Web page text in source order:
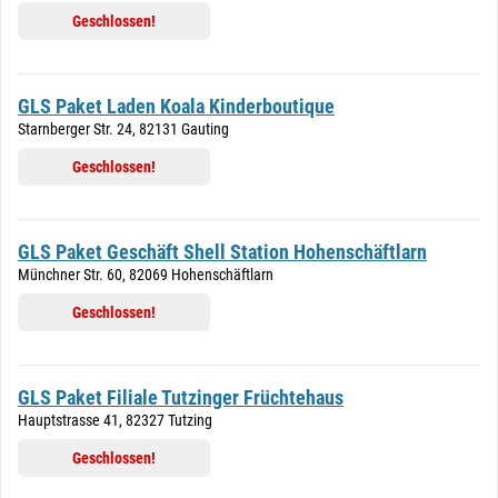
Geschlossen!
GLS Paket Laden Koala Kinderboutique
Starnberger Str. 24, 82131 Gauting
Geschlossen!
GLS Paket Geschäft Shell Station Hohenschäftlarn
Münchner Str. 60, 82069 Hohenschäftlarn
Geschlossen!
GLS Paket Filiale Tutzinger Früchtehaus
Hauptstrasse 41, 82327 Tutzing
Geschlossen!